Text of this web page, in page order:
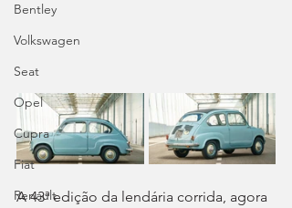
Bentley
Volkswagen
Seat
Opel
Cupra
Fiat
Renault
A 43ª edição da lendária corrida, agora